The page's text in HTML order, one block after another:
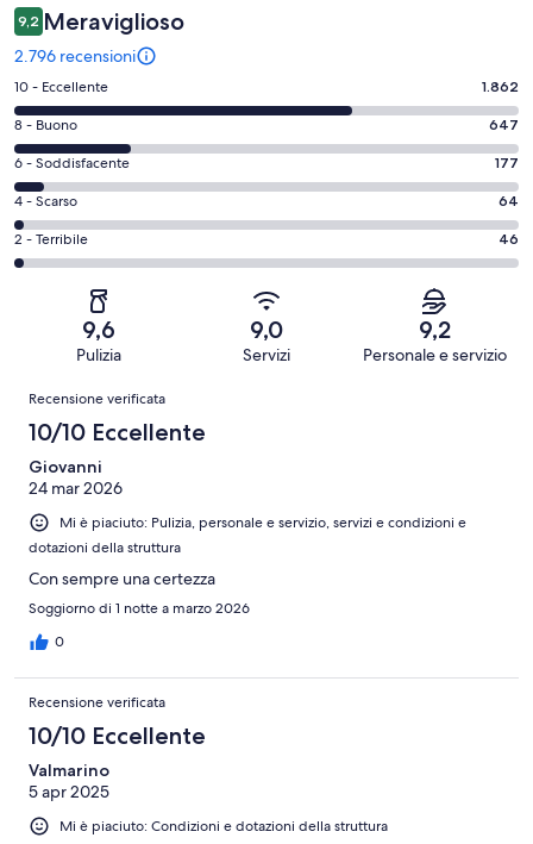
9,2 Meraviglioso
2.796 recensioni
Valutazione
di
10
-
Eccellente.
1862
su
2796
recensioni
10 - Eccellente 1.862
Valutazione
di
8
-
Buono.
647
su
recensioni
8 - Buono 647
Valutazione
di
6
-
Soddisfacente.
recensioni
6 - Soddisfacente 177
Valutazione
di
4
recensioni
4 - Scarso 64
Valutazione
di
Terribile.
su
recensioni
2 - Terribile 46
9,6
Pulizia
9,0
Servizi
9,2
Personale e servizio
Recensioni
Recensione verificata
10/10 Eccellente
Giovanni
24 mar 2026
Mi è piaciuto: Pulizia, personale e servizio, servizi e condizioni e
dotazioni della struttura
Con sempre una certezza
Soggiorno di 1 notte a marzo 2026
0
Recensione verificata
10/10 Eccellente
Valmarino
5 apr 2025
Mi è piaciuto: Condizioni e dotazioni della struttura